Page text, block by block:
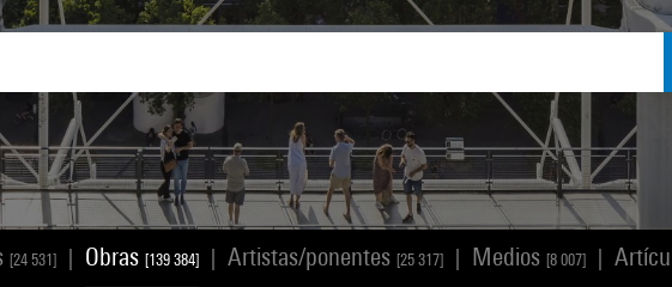
[24 531] Obras [139 384] Artistas/ponentes [25 317] Medios [8 007]